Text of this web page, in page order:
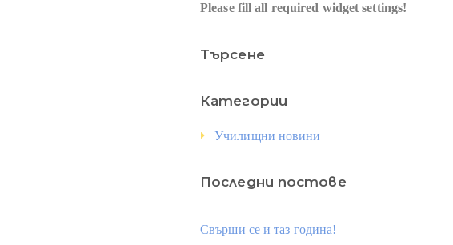
Please fill all required widget settings!
Търсене
Категории
Училищни новини
Последни постове
Свърши се и таз година!